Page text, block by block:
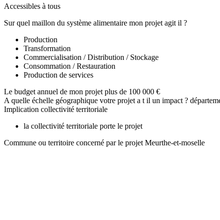
Accessibles à tous
Sur quel maillon du système alimentaire mon projet agit il ?
Production
Transformation
Commercialisation / Distribution / Stockage
Consommation / Restauration
Production de services
Le budget annuel de mon projet plus de 100 000 €
A quelle échelle géographique votre projet a t il un impact ?
Implication collectivité territoriale
la collectivité territoriale porte le projet
Commune ou territoire concerné par le projet Meurthe-et-moselle